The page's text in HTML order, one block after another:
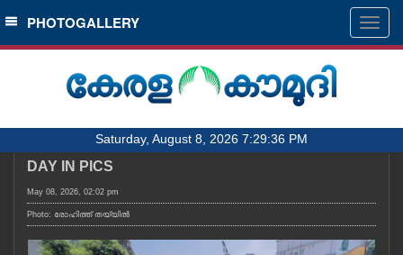
SECTIONS
HOME
NOTIFIED NEWS
KERALA
PHOTOGALLERY
Saturday, August 8, 2026 7:29:36 PM
DAY IN PICS
May 08, 2026, 02:02 pm
Photo: രോഹിത്ത് തയ്യിൽ